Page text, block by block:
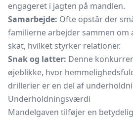
engageret i jagten på mandlen.
Samarbejde: Ofte opstår der
familierne arbejder sammen om
skat, hvilket styrker relationer.
Snak og latter: Denne
øjeblikke, hvor
drillerier er en del af
Underholdningsværdi
Mandelgaven tilføjer en betydelig